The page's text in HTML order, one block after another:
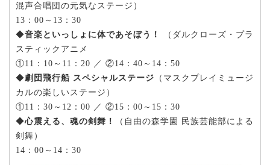
混声合唱団の元気なステージ）
13：00～13：30
◆音楽といっしょに体であそぼう！
（ダルクローズ・プラ
スティックアニメ
①11：10～11：20 ／ ②14：40～14：50
◆劇団飛行船 スペシャルステージ （マスクプレイミュージ
カルの楽しいステージ）
①11：30～12：00 ／ ②15：00～15：30
◆心震える、魂の剣舞！
（自由の森学園 民族芸能部による
剣舞）
14：00～14：30